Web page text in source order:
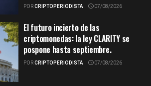
PORCRIPTOPERIODISTA 07/08/2026
El futuro incierto de las
criptomonedas: la ley CLARITY se
pospone hasta septiembre.
PORCRIPTOPERIODISTA 07/08/2026